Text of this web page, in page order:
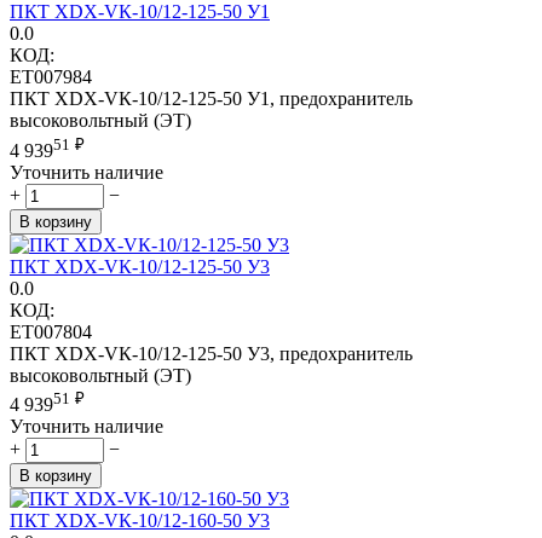
ПКТ ХDХ-VК-10/12-125-50 У1
0.0
КОД:
ET007984
ПКТ ХDХ-VК-10/12-125-50 У1, предохранитель
высоковольтный (ЭТ)
4 93951 ₽
Уточнить наличие
+
−
В корзину
ПКТ ХDХ-VК-10/12-125-50 У3
0.0
КОД:
ET007804
ПКТ ХDХ-VК-10/12-125-50 У3, предохранитель
высоковольтный (ЭТ)
4 93951 ₽
Уточнить наличие
+
−
В корзину
ПКТ ХDХ-VК-10/12-160-50 У3